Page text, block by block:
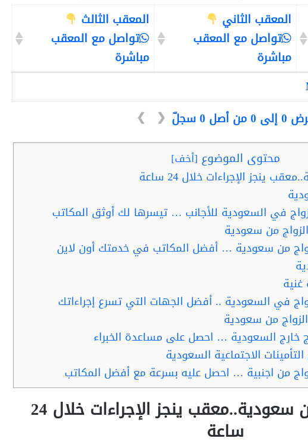
المعقب الثاني
تواصل مع المعقب
مباشرة
المعقب الثالث
تواصل مع المعقب
مباشرة
أصل 0 سجلّ
❮
❯
محتوى الموضوع [أخف]
ينجز الإجراءات خلال 24 ساعة
في السعودية للأجانب … تيسرها لك أوثق المكاتب
من سعودية
من سعودية … أفضل المكاتب في خدمتك أون لاين
في السعودية .. أفضل الجهات التي تسرع إجراءاتك
من سعودية
خارج السعودية … احصل على مساعدة الخبراء
الاجتماعية السعودية
من اجنبية … احصل عليه بسرعة مع أفضل المكاتب
اجراءات الزواج من سعودية..معقب ينجز الإجراءات خلال 24
ساعة